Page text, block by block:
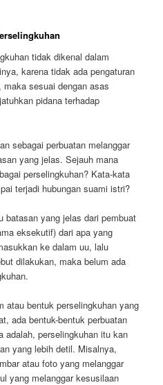
tidak dikenal dalam
karena tidak ada pengaturan
sesuai dengan asas
pidana terhadap
sebagai perbuatan melanggar
yang jelas. Sejauh mana
perselingkuhan? Kata-kata
terjadi hubungan suami istri?
batasan yang jelas dari pembuat
eksekutif) dari apa yang
ke dalam uu, lalu
dilakukan, maka belum ada
atau bentuk perselingkuhan yang
ada bentuk-bentuk perbuatan
adalah, perselingkuhan itu kan
yang lebih detil. Misalnya,
atau foto yang melanggar
yang melanggar kesusilaan